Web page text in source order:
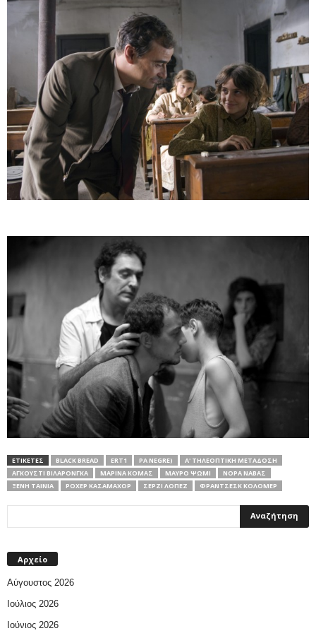
ΕΤΙΚΕΤΕΣ BLACK BREAD ERT1 PA NEGRE)
Α' ΤΗΛΕΟΠΤΙΚΗ ΜΕΤΑΔΟΣΗ
ΑΓΚΟΥΣΤΊ ΒΙΛΑΡΌΝΓΚΑ
ΜΑΡΊΝΑ ΚΌΜΑΣ ΜΑΎΡΟ ΨΩΜΊ
ΝΌΡΑ ΝΆΒΑΣ
ΞΕΝΗ ΤΑΙΝΙΑ
ΡΌΧΕΡ ΚΑΣΑΜΑΧΌΡ ΣΕΡΖΊ ΛΌΠΕΖ ΦΡΑΝΤΣΈΣΚ ΚΟΛΟΜΈΡ
Αρχείο
Αύγουστος 2026
Ιούλιος 2026
Ιούνιος 2026